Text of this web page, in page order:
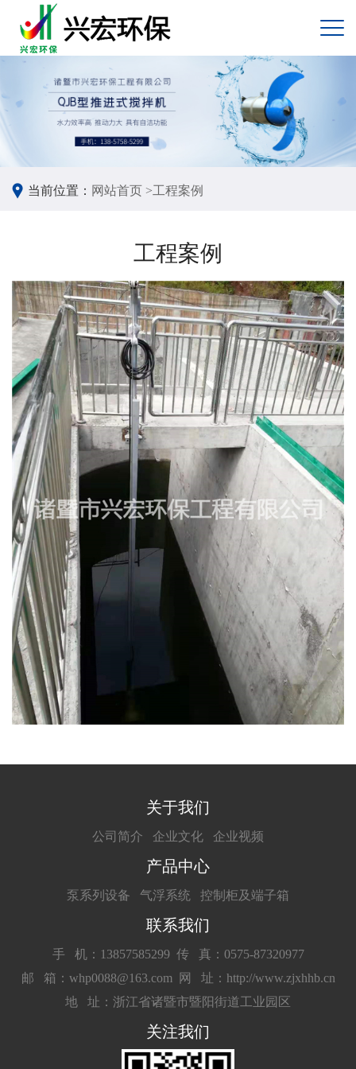
当前位置： 网站首页 >工程案例
工程案例
关于我们
公司简介 企业文化 企业视频
产品中心
泵系列设备 气浮系统 控制柜及端子箱
联系我们
手 机：13857585299 传 真：0575-87320977
邮 箱：whp0088@163.com
网 址：http://www.zjxhhb.cn
地 址：浙江省诸暨市暨阳街道工业园区
关注我们